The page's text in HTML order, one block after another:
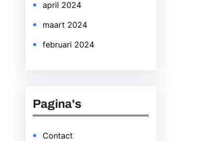
april 2024
maart 2024
februari 2024
Pagina's
Contact